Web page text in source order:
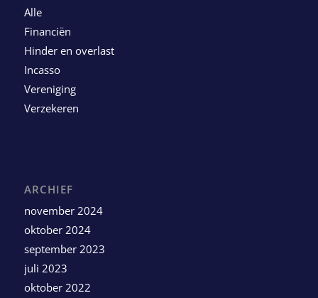
Alle
Financiën
Hinder en overlast
Incasso
Vereniging
Verzekeren
ARCHIEF
november 2024
oktober 2024
september 2023
juli 2023
oktober 2022